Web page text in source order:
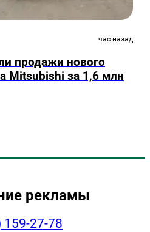
час назад
продажи нового
Mitsubishi за 1,6 млн
рекламы
159-27-78